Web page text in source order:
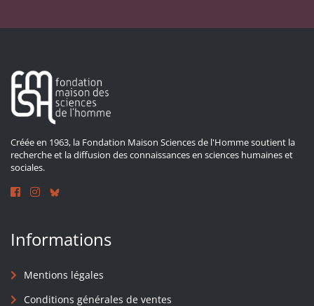
Créée en 1963, la Fondation Maison Sciences de l'Homme soutient la
recherche et la diffusion des connaissances en sciences humaines et
sociales.
Informations
Mentions légales
Conditions générales de ventes